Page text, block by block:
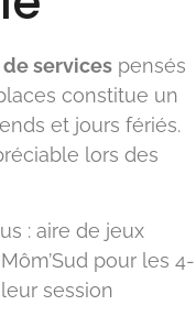
services pensés
constitue un
et jours fériés.
lors des
: aire de jeux
pour les 4-
session